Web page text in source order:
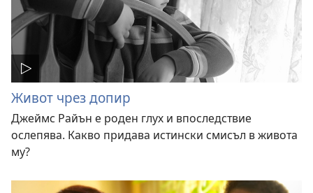
Живот чрез допир
Джеймс Райън е роден глух и впоследствие
ослепява. Какво придава истински смисъл в живота
му?